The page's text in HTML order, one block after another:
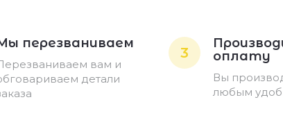
перезваниваем
вам и
детали
3
оплату
Вы
любым